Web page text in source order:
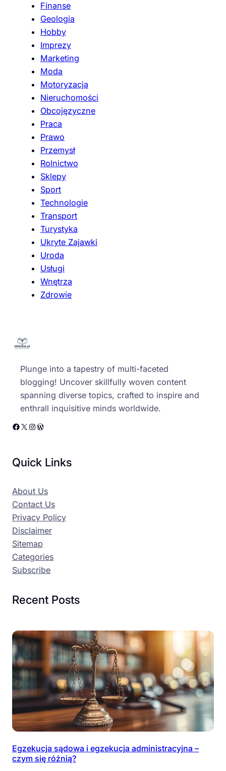
Finanse
Geologia
Hobby
Imprezy
Marketing
Moda
Motoryzacja
Nieruchomości
Obcojęzyczne
Praca
Prawo
Przemysł
Rolnictwo
Sklepy
Sport
Technologie
Transport
Turystyka
Ukryte Zajawki
Uroda
Usługi
Wnętrza
Zdrowie
Plunge into a tapestry of multi-faceted
blogging! Uncover skillfully woven content
spanning diverse topics, crafted to inspire and
enthrall inquisitive minds worldwide.
Facebook X Instagram WordPress
Quick Links
About Us
Contact Us
Privacy Policy
Disclaimer
Sitemap
Categories
Subscribe
Recent Posts
Egzekucja sądowa i egzekucja administracyjna –
czym się różnią?